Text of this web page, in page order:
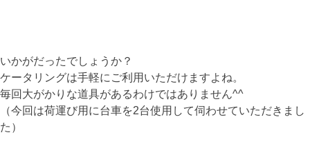
いかがだったでしょうか？
ケータリングは手軽にご利用いただけますよね。
毎回大がかりな道具があるわけではありません^^
（今回は荷運び用に台車を2台使用して伺わせていただきまし
た）